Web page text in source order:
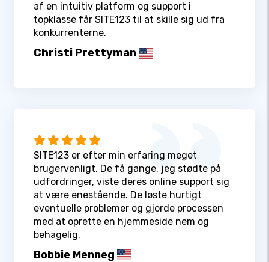
af en intuitiv platform og support i
topklasse får SITE123 til at skille sig ud fra
konkurrenterne.
Christi Prettyman
SITE123 er efter min erfaring meget
brugervenligt. De få gange, jeg stødte på
udfordringer, viste deres online support sig
at være enestående. De løste hurtigt
eventuelle problemer og gjorde processen
med at oprette en hjemmeside nem og
behagelig.
Bobbie Menneg